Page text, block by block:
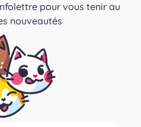
pour vous tenir au
nouveautés